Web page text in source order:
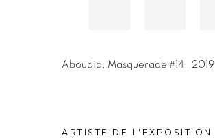
Aboudia , Masquerade #14 , 2019
ARTISTE DE L'EXPOSITION